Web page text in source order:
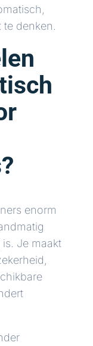
denken.
enorm
Je maakt